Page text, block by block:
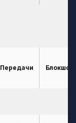
Передачи